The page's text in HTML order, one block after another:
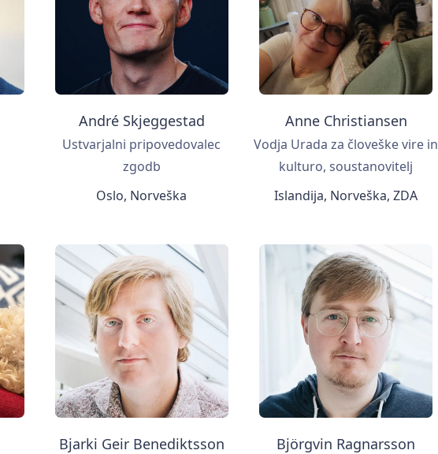
André Skjeggestad
Ustvarjalni pripovedovalec
zgodb
Oslo, Norveška
Anne Christiansen
Vodja Urada za človeške vire in
kulturo, soustanovitelj
Islandija, Norveška, ZDA
Bjarki Geir Benediktsson Björgvin Ragnarsson